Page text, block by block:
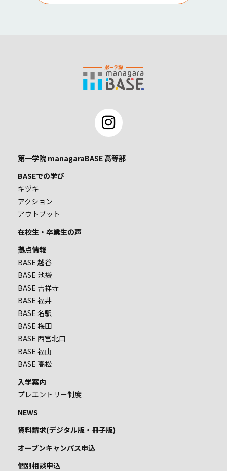
第一学院 managaraBASE 高等部
BASEでの学び
キヅキ
アクション
アウトプット
在校生・卒業生の声
拠点情報
BASE 越谷
BASE 池袋
BASE 吉祥寺
BASE 福井
BASE 名駅
BASE 梅田
BASE 西宮北口
BASE 福山
BASE 高松
入学案内
プレエントリー制度
NEWS
資料請求(デジタル版・冊子版)
オープンキャンパス申込
個別相談申込